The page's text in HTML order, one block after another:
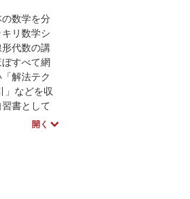
上級～大
していな
究を始める
ための好
数学を分
リ数学シ
形代数の講
すべて網
解法テク
」などを収
書として
開く